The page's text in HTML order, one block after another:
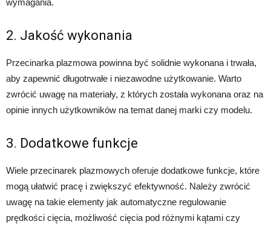
wymagania.
2. Jakość wykonania
Przecinarka plazmowa powinna być solidnie wykonana i trwała,
aby zapewnić długotrwałe i niezawodne użytkowanie. Warto
zwrócić uwagę na materiały, z których została wykonana oraz na
opinie innych użytkowników na temat danej marki czy modelu.
3. Dodatkowe funkcje
Wiele przecinarek plazmowych oferuje dodatkowe funkcje, które
mogą ułatwić pracę i zwiększyć efektywność. Należy zwrócić
uwagę na takie elementy jak automatyczne regulowanie
prędkości cięcia, możliwość cięcia pod różnymi kątami czy